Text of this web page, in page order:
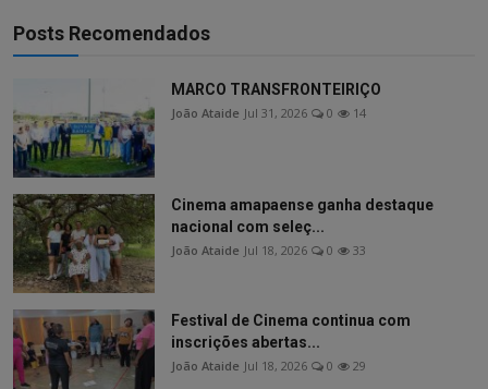
Posts Recomendados
MARCO TRANSFRONTEIRIÇO
João Ataide Jul 31, 2026 0 14
Cinema amapaense ganha destaque
nacional com seleç...
João Ataide Jul 18, 2026 0 33
Festival de Cinema continua com
inscrições abertas...
João Ataide Jul 18, 2026 0 29